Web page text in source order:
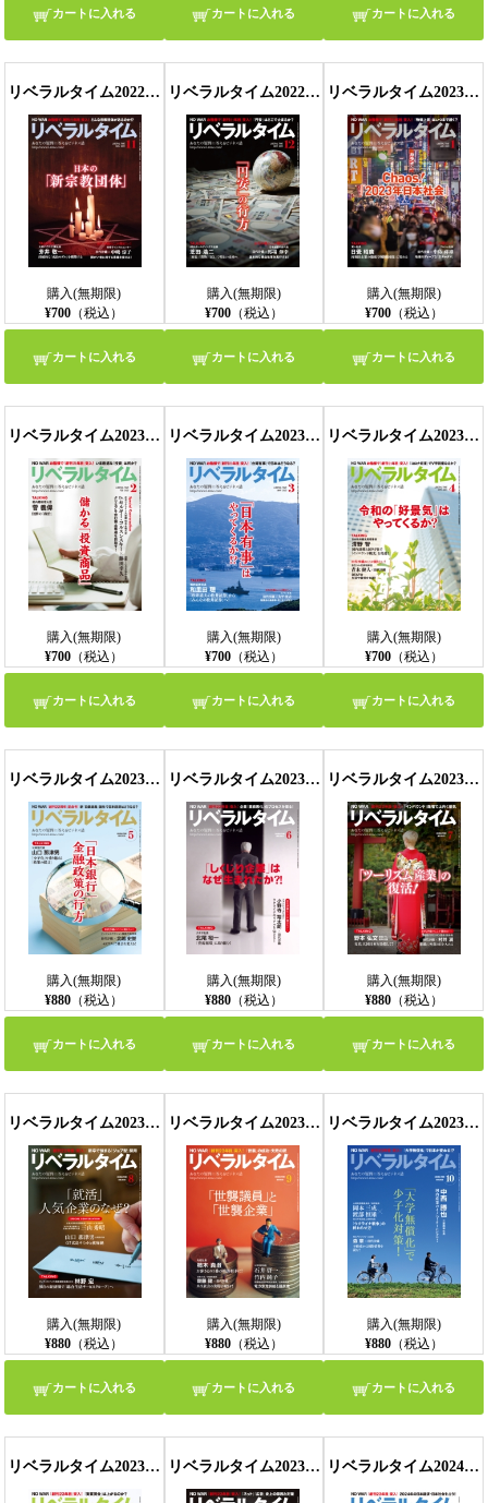
カートに入れる カートに入れる カートに入れる
リベラルタイム2022年11月号
購入(無期限)
¥700 （税込）
カートに入れる
リベラルタイム2022年12月号
購入(無期限)
¥700（税込）
カートに入れる
リベラルタイム2023年1月号
購入(無期限)
¥700（税込）
カートに入れる
リベラルタイム2023年2月号
購入(無期限)
¥700 （税込）
カートに入れる
リベラルタイム2023年3月号
購入(無期限)
¥700（税込）
カートに入れる
リベラルタイム2023年4月号
購入(無期限)
¥700（税込）
カートに入れる
リベラルタイム2023年5月号
購入(無期限)
¥880 （税込）
カートに入れる
リベラルタイム2023年6月号
購入(無期限)
¥880（税込）
カートに入れる
リベラルタイム2023年7月号
購入(無期限)
¥880（税込）
カートに入れる
リベラルタイム2023年8月号
購入(無期限)
¥880 （税込）
カートに入れる
リベラルタイム2023年9月号
購入(無期限)
¥880（税込）
カートに入れる
リベラルタイム2023年10月号
購入(無期限)
¥880（税込）
カートに入れる
リベラルタイム2023年11月号 リベラルタイム2023年12月号 リベラルタイム2024年1月号